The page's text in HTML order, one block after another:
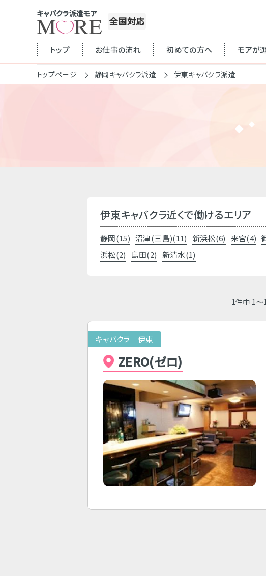
キャバクラ派遣モア
全国対応
トップ お仕事の流れ 初めての方へ モアが
トップページ 静岡キャバクラ派遣 伊東キャバクラ派遣
伊東キャバクラ近くで働けるエリア
静岡(15) 沼津(三島)(11) 新浜松(6) 来宮(4)
浜松(2)
島田(2) 新清水(1)
1件中 1～
キャバクラ 伊東
ZERO(ゼロ)